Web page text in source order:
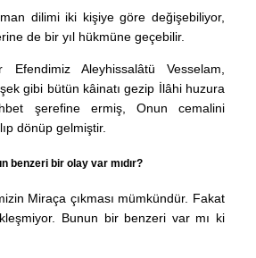
dilimi iki kişiye göre değişebiliyor,
de bir yıl hükmüne geçebilir.
Efendimiz Aleyhissalâtü Vesselam,
gibi bütün kâinatı gezip İlâhi huzura
şerefine ermiş, Onun cemalini
dönüp gelmiştir.
benzeri bir olay var mıdır?
Miraça çıkması mümkündür. Fakat
Bunun bir benzeri var mı ki